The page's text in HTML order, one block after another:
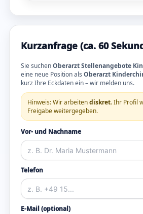
Kurzanfrage (ca. 60
Sie suchenOberarzt Stellenangebote
eine neue Position als Oberarzt
kurz Ihre Eckdaten ein – wir melden uns.
Hinweis: Wir arbeitendiskret. Ihr Profil
Freigabe weitergegeben.
Vor- und Nachname
Telefon
E-Mail (optional)